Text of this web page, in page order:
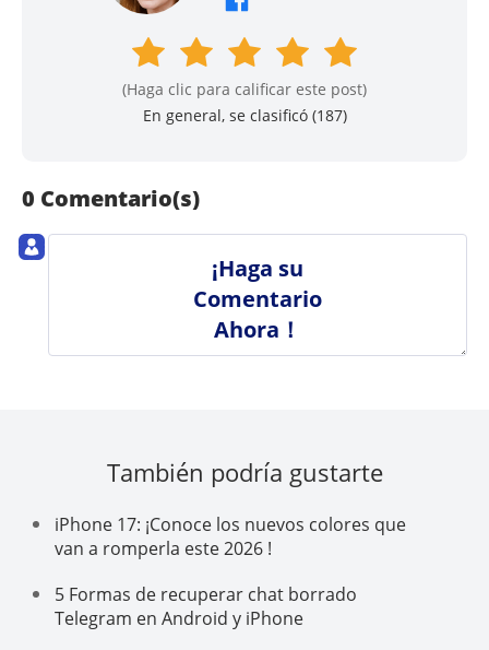
(Haga clic para calificar este post)
En general, se clasificó (187)
0 Comentario(s)
¡Haga su
Comentario
Ahora！
También podría gustarte
iPhone 17: ¡Conoce los nuevos colores que
van a romperla este 2026 !
5 Formas de recuperar chat borrado
Telegram en Android y iPhone